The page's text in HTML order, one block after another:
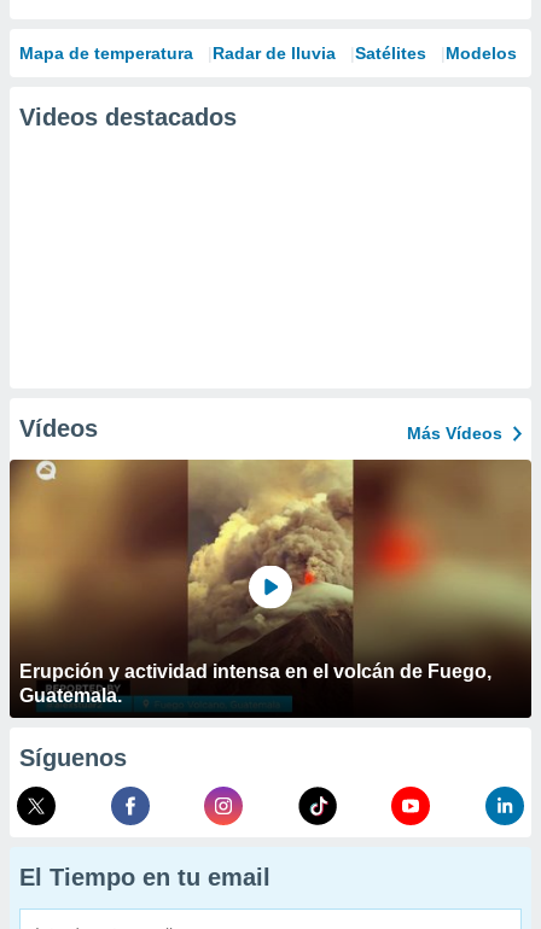
Mapa de temperatura Radar de lluvia Satélites Modelos
Videos destacados
Vídeos Más Vídeos
Erupción y actividad intensa en el volcán de Fuego,
Guatemala.
Síguenos
El Tiempo en tu email